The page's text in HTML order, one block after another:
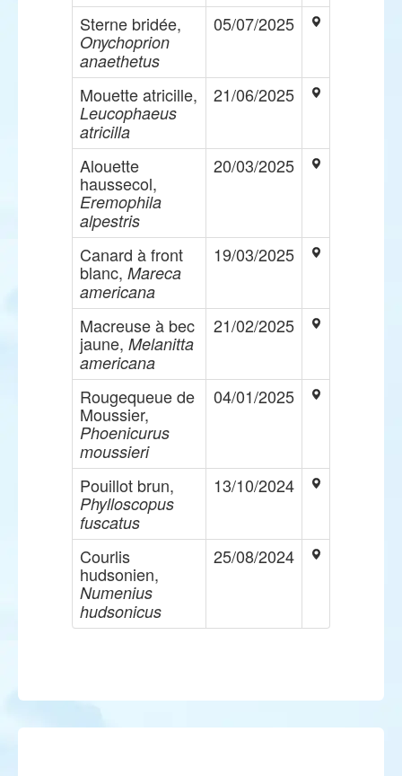
Sterne bridée,
Onychoprion
anaethetus
05/07/2025
Mouette atricille,
Leucophaeus
atricilla
21/06/2025
Alouette
haussecol,
Eremophila
alpestris
20/03/2025
Canard à front
blanc, Mareca
americana
19/03/2025
Macreuse à bec
jaune, Melanitta
americana
21/02/2025
Rougequeue de
Moussier,
Phoenicurus
moussieri
04/01/2025
Pouillot brun,
Phylloscopus
fuscatus
13/10/2024
Courlis
hudsonien,
Numenius
hudsonicus
25/08/2024